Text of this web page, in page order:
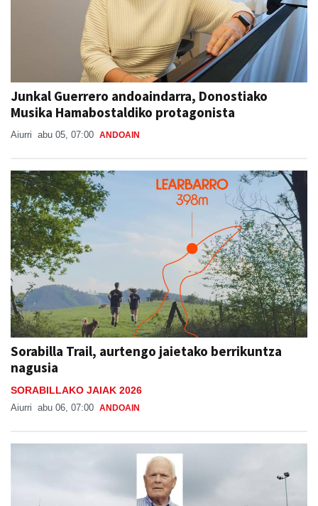
Junkal Guerrero andoaindarra, Donostiako
Musika Hamabostaldiko protagonista
Aiurri abu 05, 07:00 ANDOAIN
Sorabilla Trail, aurtengo jaietako berrikuntza
nagusia
SORABILLAKO JAIAK 2026
Aiurri abu 06, 07:00 ANDOAIN